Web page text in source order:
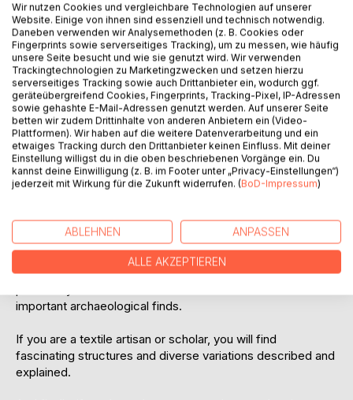
BESCHREIBUNG
Nalbinding - An Age-Old Technique
Nalbinding was and is found around the world, but in most
industrialized countries it is virtually unknown today. This
was not always so. Only when knitting began to spread in
the European Middle Ages, did nalbinding sink into oblivion
Today, creative people are re-discovering nalbinding.
If you are interested in how nalbinding developed, this book
important archaeological finds.
If you are a textile artisan or scholar, you will find
fascinating structures and diverse variations described and
explained.
Wir nutzen Cookies und vergleichbare Technologien auf unserer
Website. Einige von ihnen sind essenziell und technisch notwendig.
Daneben verwenden wir Analysemethoden (z. B. Cookies oder
Fingerprints sowie serverseitiges Tracking), um zu messen, wie häufig
unsere Seite besucht und wie sie genutzt wird. Wir verwenden
Trackingtechnologien zu Marketingzwecken und setzen hierzu
serverseitiges Tracking sowie auch Drittanbieter ein, wodurch ggf.
geräteübergreifend Cookies, Fingerprints, Tracking-Pixel, IP-Adressen
sowie gehashte E-Mail-Adressen genutzt werden. Auf unserer Seite
betten wir zudem Drittinhalte von anderen Anbietern ein (Video-
Plattformen). Wir haben auf die weitere Datenverarbeitung und ein
etwaiges Tracking durch den Drittanbieter keinen Einfluss. Mit deiner
Einstellung willigst du in die oben beschriebenen Vorgänge ein. Du
kannst deine Einwilligung (z. B. im Footer unter „Privacy-Einstellungen“)
jederzeit mit Wirkung für die Zukunft widerrufen. (BoD-Impressum)
ABLEHNEN ANPASSEN
ALLE AKZEPTIEREN